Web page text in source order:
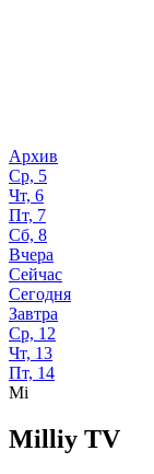
Архив
Ср, 5
Чт, 6
Пт, 7
Сб, 8
Вчера
Сейчас
Сегодня
Завтра
Ср, 12
Чт, 13
Пт, 14
Mi
Milliy TV